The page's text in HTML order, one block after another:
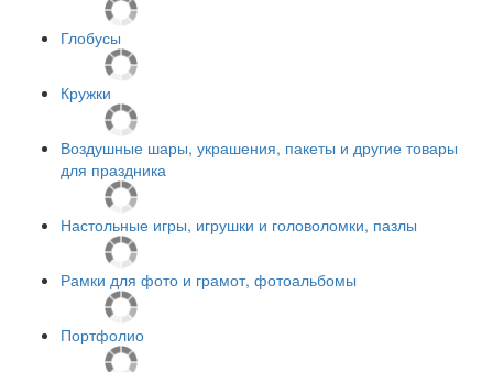
Глобусы
Кружки
Воздушные шары, украшения, пакеты и другие товары
для праздника
Настольные игры, игрушки и головоломки, пазлы
Рамки для фото и грамот, фотоальбомы
Портфолио